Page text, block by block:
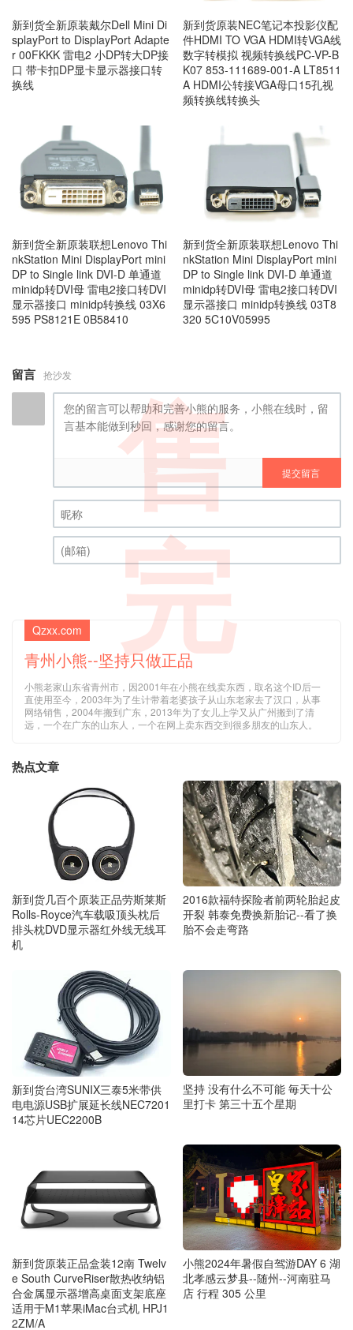
新到货全新原装戴尔Dell Mini Di
splayPort to DisplayPort Adapte
r 00FKKK 雷电2 小DP转大DP接
口 带卡扣DP显卡显示器接口转
换线
新到货原装NEC笔记本投影仪配
件HDMI TO VGA HDMI转VGA线
数字转模拟 视频转换线PC-VP-B
K07 853-111689-001-A LT8511
A HDMI公转接VGA母口15孔视
频转换线转换头
新到货全新原装联想Lenovo Thi
nkStation Mini DisplayPort mini
DP to Single link DVI-D 单通道
minidp转DVI母 雷电2接口转DVI
显示器接口 minidp转换线 03X6
595 PS8121E 0B58410
新到货全新原装联想Lenovo Thi
nkStation Mini DisplayPort mini
DP to Single link DVI-D 单通道
minidp转DVI母 雷电2接口转DVI
显示器接口 minidp转换线 03T8
320 5C10V05995
留言 抢沙发
提交留言
昵称 (必填)
Qzxx.com
青州小熊--坚持只做正品
小熊老家山东省青州市，因2001年在小熊在线卖东西，取名这个ID后一
直使用至今，2003年为了生计带着老婆孩子从山东老家去了汉口，从事
网络销售，2004年搬到广东，2013年为了女儿上学又从广州搬到了清
远，一个在广东的山东人，一个在网上卖东西交到很多朋友的山东人。
热点文章
新到货几百个原装正品劳斯莱斯
Rolls-Royce汽车载吸顶头枕后
排头枕DVD显示器红外线无线耳
机
2016款福特探险者前两轮胎起皮
开裂 韩泰免费换新胎记--看了换
胎不会走弯路
新到货台湾SUNIX三泰5米带供
电电源USB扩展延长线NEC7201
14芯片UEC2200B
坚持 没有什么不可能 毎天十公
里打卡 第三十五个星期
新到货原装正品盒装12南 Twelv
e South CurveRiser散热收纳铝
合金属显示器增高桌面支架底座
适用于M1苹果iMac台式机 HPJ1
2ZM/A
小熊2024年暑假自驾游DAY 6 湖
北孝感云梦县--随州--河南驻马
店 行程 305 公里
售
完